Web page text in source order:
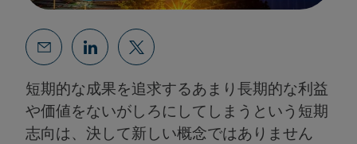
短期的な成果を追求するあまり長期的な利益
や価値をないがしろにしてしまうという短期
志向は、決して新しい概念ではありません